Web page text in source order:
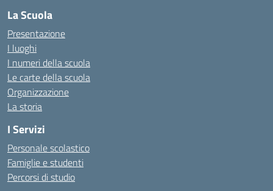
La Scuola
Presentazione
I luoghi
I numeri della scuola
Le carte della scuola
Organizzazione
La storia
I Servizi
Personale scolastico
Famiglie e studenti
Percorsi di studio